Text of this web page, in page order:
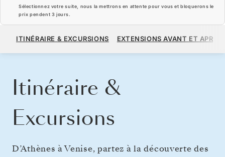
Sélectionnez votre suite, nous la mettrons en attente pour vous et bloquerons le
prix pendent 3 jours.
À PARTIR DE 6 800 $US
ITINÉRAIRE & EXCURSIONS EXTENSIONS AVANT ET APRÈS
Itinéraire &
Excursions
D’Athènes à Venise, partez à la découverte des